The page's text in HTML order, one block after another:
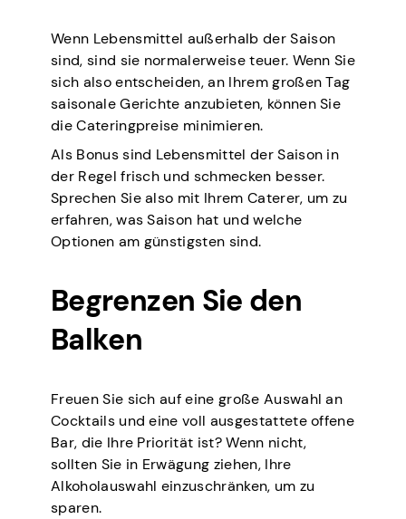
Wenn Lebensmittel außerhalb der Saison
sind, sind sie normalerweise teuer. Wenn Sie
sich also entscheiden, an Ihrem großen Tag
saisonale Gerichte anzubieten, können Sie
die Cateringpreise minimieren.
Als Bonus sind Lebensmittel der Saison in
der Regel frisch und schmecken besser.
Sprechen Sie also mit Ihrem Caterer, um zu
erfahren, was Saison hat und welche
Optionen am günstigsten sind.
Begrenzen Sie den
Balken
Freuen Sie sich auf eine große Auswahl an
Cocktails und eine voll ausgestattete offene
Bar, die Ihre Priorität ist? Wenn nicht,
sollten Sie in Erwägung ziehen, Ihre
Alkoholauswahl einzuschränken, um zu
sparen.